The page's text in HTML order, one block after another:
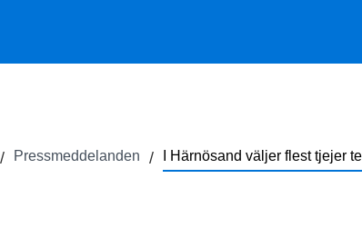
Pressmeddelanden I Härnösand väljer flest tjejer